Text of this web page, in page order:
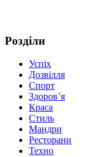
Розділи
Успіх
Дозвілля
Спорт
Здоров’я
Краса
Стиль
Мандри
Ресторани
Техно